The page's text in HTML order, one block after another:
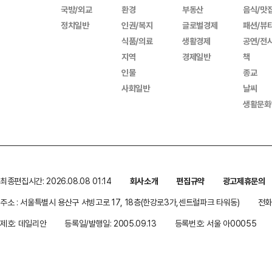
국방/외교
정치일반
환경
인권/복지
식품/의료
지역
인물
사회일반
부동산
글로벌경제
생활경제
경제일반
음식/맛
패션/뷰
공연/전
책
종교
날씨
생활문
최종편집시간: 2026.08.08 01:14 회사소개 편집규약
광고제휴문의
주소 : 서울특별시 용산구 서빙고로 17, 18층(한강로3가,센트럴파크 타워동)
전
제호: 데일리안
등록일/발행일: 2005.09.13 등록번호: 서울 아00055